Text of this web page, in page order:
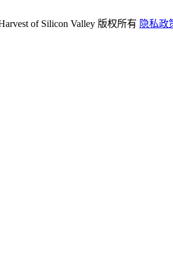
of Silicon Valley 版权所有 隐私政